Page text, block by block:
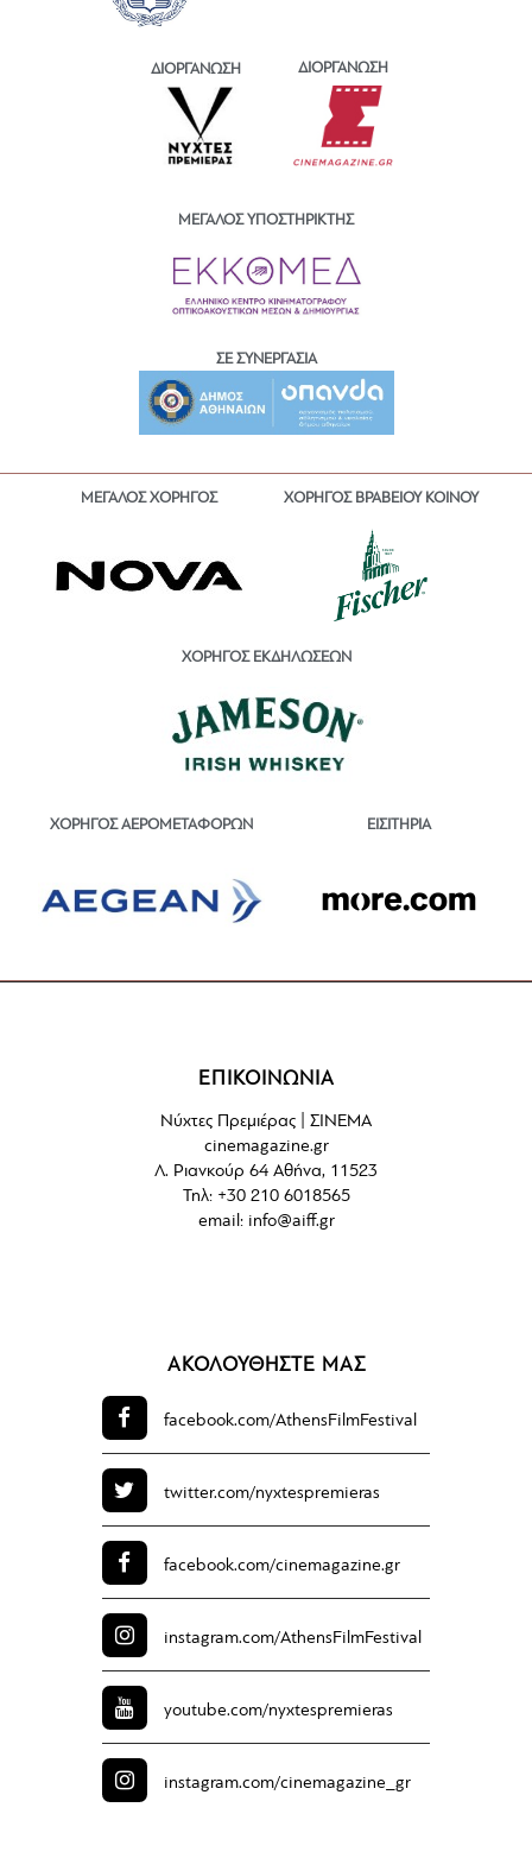
ΔΙΟΡΓΑΝΩΣΗ ΔΙΟΡΓΑΝΩΣΗ
ΜΕΓΑΛΟΣ ΥΠΟΣΤΗΡΙΚΤΗΣ
ΣΕ ΣΥΝΕΡΓΑΣΙΑ
ΜΕΓΑΛΟΣ ΧΟΡΗΓΟΣ ΧΟΡΗΓΟΣ ΒΡΑΒΕΙΟΥ ΚΟΙΝΟΥ
ΧΟΡΗΓΟΣ ΕΚΔΗΛΩΣΕΩΝ
ΧΟΡΗΓΟΣ ΑΕΡΟΜΕΤΑΦΟΡΩΝ ΕΙΣΙΤΗΡΙΑ
ΕΠΙΚΟΙΝΩΝΙΑ
Νύχτες Πρεμιέρας | ΣΙΝΕΜΑ
cinemagazine.gr
Λ. Ριανκούρ 64 Αθήνα, 11523
Τηλ: +30 210 6018565
email: info@aiff.gr
ΑΚΟΛΟΥΘΗΣΤΕ ΜΑΣ
facebook.com/AthensFilmFestival
twitter.com/nyxtespremieras
facebook.com/cinemagazine.gr
instagram.com/AthensFilmFestival
youtube.com/nyxtespremieras
instagram.com/cinemagazine_gr